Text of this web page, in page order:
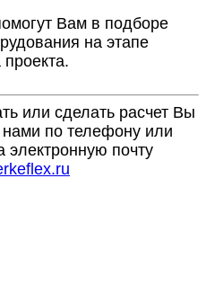
Вам в подборе
на этапе
проекта.
или сделать расчет Вы
по телефону или
электронную почту